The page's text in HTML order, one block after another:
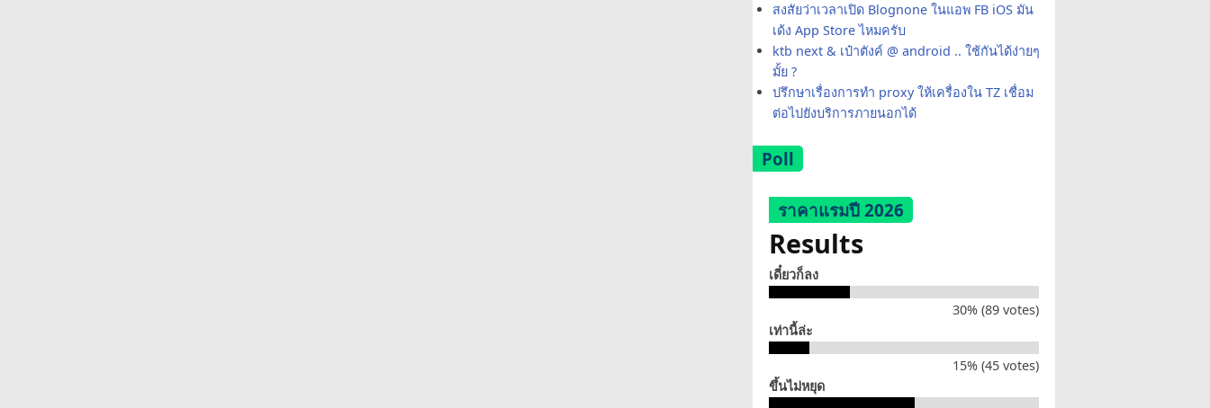
สงสัยว่าเวลาเปิด Blognone ในแอพ FB iOS มัน
เด้ง App Store ไหมครับ
ktb next & เป๋าตังค์ @ android .. ใช้กันได้ง่ายๆ
มั้ย ?
ปรึกษาเรื่องการทำ proxy ให้เครื่องใน TZ เชื่อม
ต่อไปยังบริการภายนอกได้
Poll
ราคาแรมปี 2026
Results
เดี๋ยวก็ลง
30% (89 votes)
เท่านี้ล่ะ
15% (45 votes)
ขึ้นไม่หยุด